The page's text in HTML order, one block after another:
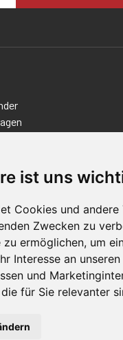
ist uns
Cookies und
Zwecken zu
zu ermöglichen, um
Interesse an
und
für Sie relevanter
Manufacturing